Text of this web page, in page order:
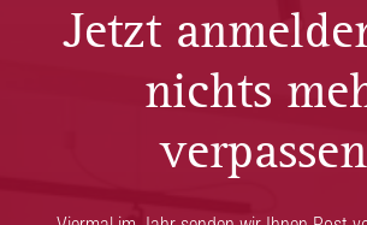
Jetzt
nichts